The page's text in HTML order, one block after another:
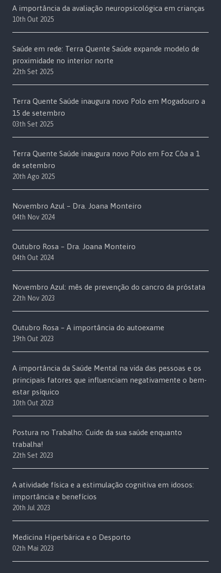
A importância da avaliação neuropsicológica em crianças
10th Out 2025
Saúde em rede: Terra Quente Saúde expande modelo de
proximidade no interior norte
22th Set 2025
Terra Quente Saúde inaugura novo Polo em Mogadouro a
15 de setembro
03th Set 2025
Terra Quente Saúde inaugura novo Polo em Foz Côa a 1
de setembro
20th Ago 2025
Novembro Azul – Dra. Joana Monteiro
04th Nov 2024
Outubro Rosa – Dra. Joana Monteiro
04th Out 2024
Novembro Azul: mês de prevenção do cancro da próstata
22th Nov 2023
Outubro Rosa – A importância do autoexame
19th Out 2023
A importância da Saúde Mental na vida das pessoas e os
principais fatores que influenciam negativamente o bem-
estar psíquico
10th Out 2023
Postura no Trabalho: Cuide da sua saúde enquanto
trabalha!
22th Set 2023
A atividade física e a estimulação cognitiva em idosos:
importância e benefícios
20th Jul 2023
Medicina Hiperbárica e o Desporto
02th Mai 2023